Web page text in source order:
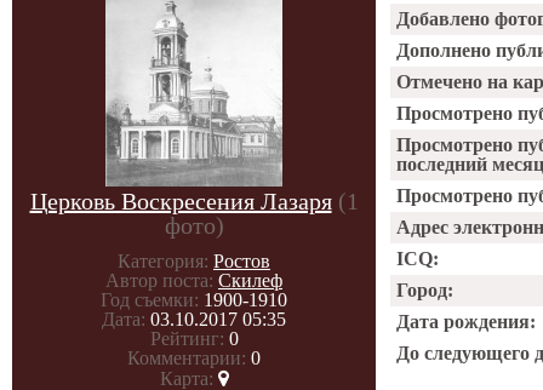
Церковь Воскресения Лазаря (1
фото)
Категория: Ростов
Автор поста: Скилеф
Год съемки: 1900-1910
Дата: 03.10.2017 05:35
Рейтинг: 0
Комментарии: 0
Карта:
Добавлено
Дополнено
Отмечено на
Просмотрено
Просмотрено
последний
Просмотрено
Адрес
ICQ:
Город:
Дата рождения:
До следующего